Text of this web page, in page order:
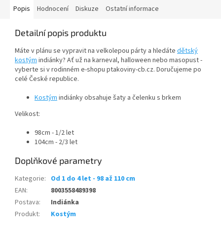
Popis Hodnocení Diskuze Ostatní informace
Detailní popis produktu
Máte v plánu se vypravit na velkolepou párty a hledáte dětský
kostýmindiánky? Ať už na karneval, halloween nebo masopust -
vyberte si v rodinném e-shopu ptakoviny-cb.cz. Doručujeme po
celé České republice.
Kostýmindiánky obsahuje šaty a čelenku s brkem
Velikost:
98cm - 1/2 let
104cm - 2/3 let
Doplňkové parametry
Kategorie: Od 1 do 4 let - 98 až 110 cm
EAN:
8003558489398
Postava:
Indiánka
Produkt: Kostým